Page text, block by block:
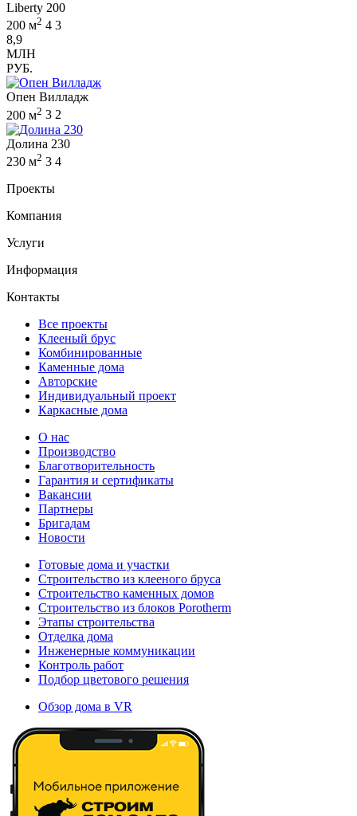
Liberty 200
200 м2 4 3
8,9
МЛН
РУБ.
Опен Вилладж
200 м2 3 2
Долина 230
230 м2 3 4
Проекты
Компания
Услуги
Информация
Контакты
Все проекты
Клееный брус
Комбинированные
Каменные дома
Авторские
Индивидуальный проект
Каркасные дома
О нас
Производство
Благотворительность
Гарантия и сертификаты
Вакансии
Партнеры
Бригадам
Новости
Готовые дома и участки
Строительство из клееного бруса
Строительство каменных домов
Строительство из блоков Porotherm
Этапы строительства
Отделка дома
Инженерные коммуникации
Контроль работ
Подбор цветового решения
Обзор дома в VR